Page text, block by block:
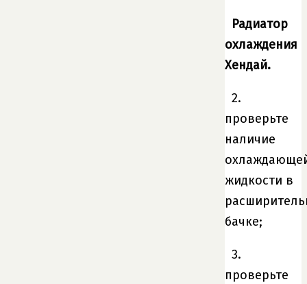
Радиатор
охлаждения
Хендай.
2.
проверьте
наличие
жидкости в
бачке;
3.
проверьте